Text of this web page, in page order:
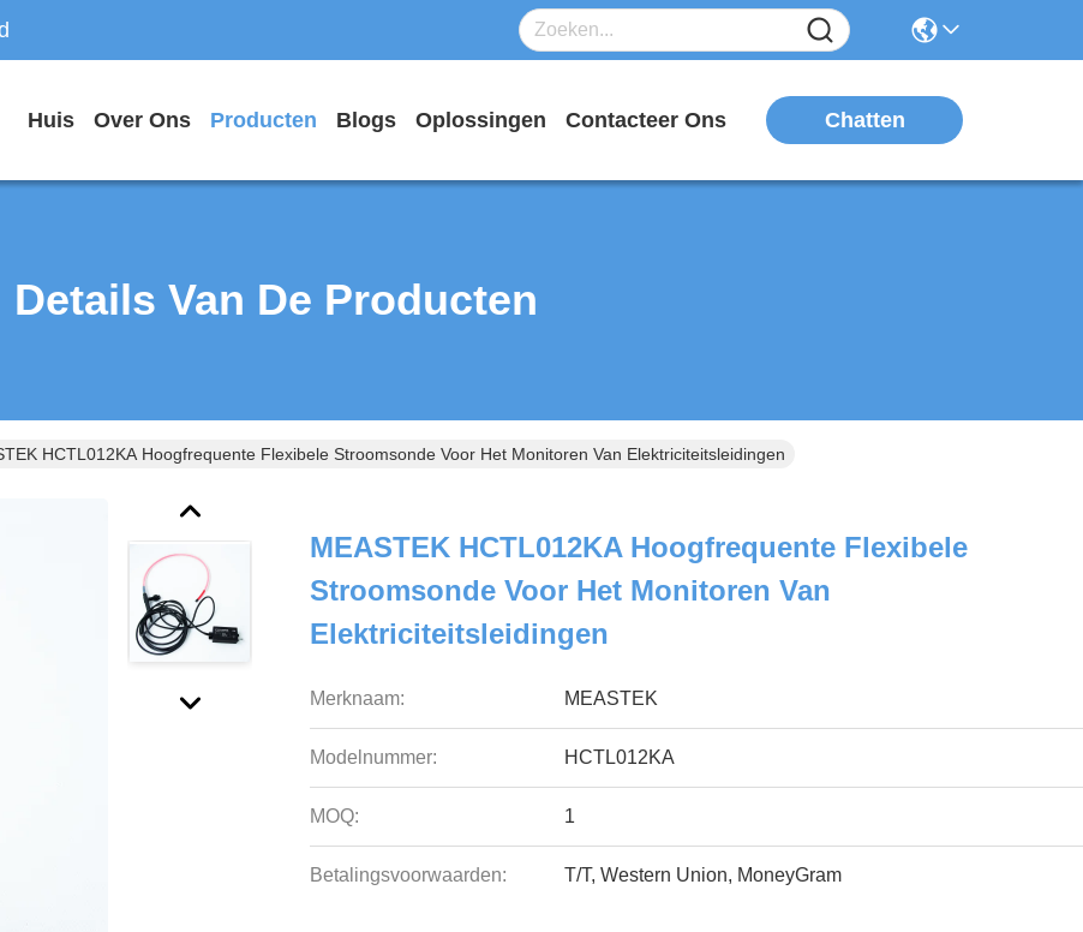
Huis Over Ons Producten Blogs Oplossingen Contacteer Ons Chatten
Details Van De Producten
HCTL012KA Hoogfrequente Flexibele Stroomsonde Voor Het Monitoren Van Elektriciteitsleidingen
MEASTEK HCTL012KA Hoogfrequente Flexibele
Stroomsonde Voor Het Monitoren Van
Elektriciteitsleidingen
Merknaam: MEASTEK
Modelnummer: HCTL012KA
MOQ: 1
Betalingsvoorwaarden: T/T, Western Union, MoneyGram